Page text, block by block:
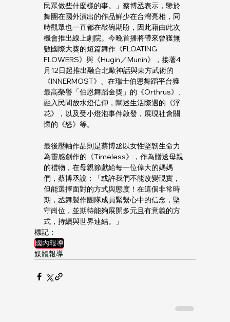
民眾做些什麼樣的事。」蔡博丞表示，鑒於
舞團在國外演出的作品鮮少在台灣亮相，同
時觀眾也一直都在敲碗期盼，因此藉由此次
機會推出線上劇院。今晚首播將帶來曾獲無
數國際大獎的短篇舞作《FLOATING
FLOWERS》與《Hugin／Munin》，接著4
月12日起推出融合北歐神話與東方武術的
《INNERMOST》、在瑞士伯恩舞蹈平台獲
最高榮譽「伯恩舞蹈金獎」的《Orthrus》、
融入民間放水燈信仰，闡述生活際遇的《浮
花》，以及受小燈泡事件啟發，展現社會關
懷的《怒》等。
最後壓軸作品則是蔡博丞以女性堅韌生命力
為靈感創作的《Timeless》，作為贈送母親
的禮物，在母親節獻給每一位偉大的媽媽
們，蔡博丞說：「或許我們不能改變現實，
但能選擇面對的方式與態度！在這個非常時
期，丞舞製作團隊成員緊繫心中的信念，堅
守崗位，並期待能夠展開多元且有意義的方
式，持續與世界連結。」
標記：
國內報導
媒體報導